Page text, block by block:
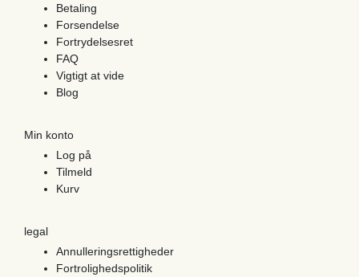
Betaling
Forsendelse
Fortrydelsesret
FAQ
Vigtigt at vide
Blog
Min konto
Log på
Tilmeld
Kurv
legal
Annulleringsrettigheder
Fortrolighedspolitik